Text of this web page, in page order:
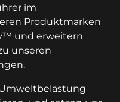
im
Produktmarken
und erweitern
unseren